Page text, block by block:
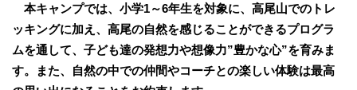
本キャンプでは、小学1～6年生を対象に、高尾山でのトレ
ッキングに加え、高尾の自然を感じることができるプログラ
ムを通して、子ども達の発想力や想像力”豊かな心”を育みま
す。また、自然の中での仲間やコーチとの楽しい体験は最高